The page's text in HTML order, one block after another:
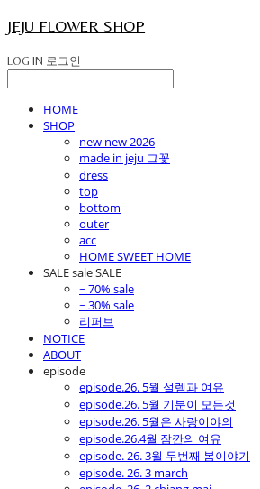
JEJU FLOWER SHOP
LOG IN 로그인
HOME
SHOP
new new 2026
made in jeju 그꽃
dress
top
bottom
outer
acc
HOME SWEET HOME
SALE sale SALE
~ 70% sale
~ 30% sale
리퍼브
NOTICE
ABOUT
episode
episode.26. 5월 설렘과 여유
episode.26. 5월 기분이 모든것
episode.26. 5월은 사랑이야의
episode.26.4월 잠깐의 여유
episode. 26. 3월 두번째 봄이야기
episode. 26. 3 march